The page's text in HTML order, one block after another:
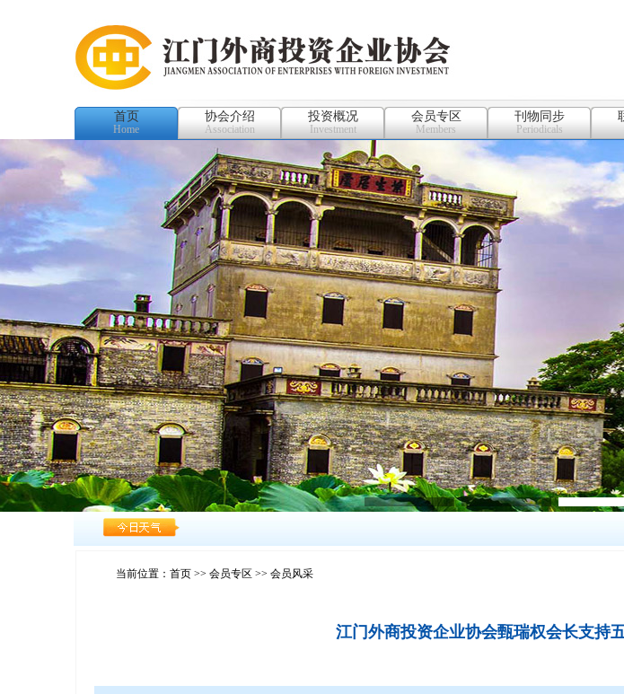
首页
Home
协会介绍
Association
投资概况
Investment
会员专区
Members
刊物同步
Periodicals
当前位置： 首页 >> 会员专区 >> 会员风采
江门外商投资企业协会甄瑞权会长支持